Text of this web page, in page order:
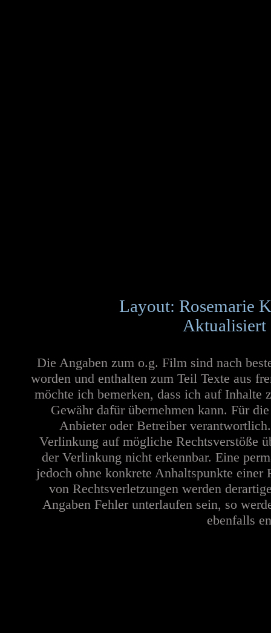
Layout: Rosemarie
Aktualisiert
Die Angaben zum o.g. Film sind nach
worden und enthalten zum Teil Texte aus
möchte ich bemerken, dass ich auf Inhalte
Gewähr dafür übernehmen kann. Für
Anbieter oder Betreiber
Verlinkung auf mögliche Rechtsverstöße
der Verlinkung nicht erkennbar. Eine
jedoch ohne konkrete Anhaltspunkte
von Rechtsverletzungen werden
Angaben Fehler unterlaufen sein, so
ebenfalls